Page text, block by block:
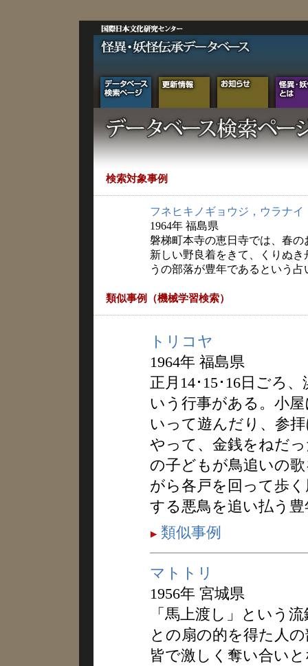
検索対象事例
フネヒキノギョウジ，ウラナイ
1964年 福島県
磐梯町本寺の恵日寺では、春
新しい野良着をきて、くりぬ
うの部落が豊年であるという
類似事例（機械学習検索）
トリコヤ
1964年 福島県
正月14･15･16日ごろ
いう行事がある。小
いって遊んだり、参
やって、金銭をねだ
の子どもが鳥追いの
がら各戸を回って歩
する悪鳥を追い払う
類似事例
マトトリ
1956年 宮城県
「馬上渡し」という
との扇の的を得た人
皆で激しく奪い合い